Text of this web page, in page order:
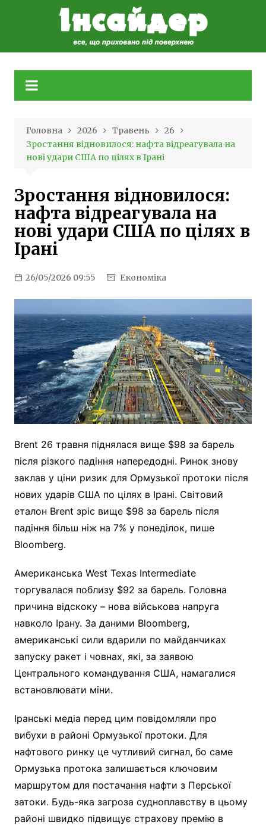
Головна 2026 Травень
26
Зростання відновилося: нафта відреагувала на
нові удари США по цілях в Ірані
Зростання відновилося:
нафта відреагувала на
нові удари США по цілях в
Ірані
26/05/2026 09:55 Економіка
Brent 26 травня піднялася вище $98 за барель
після різкого падіння напередодні. Ринок знову
заклав у ціни ризик для Ормузької протоки після
нових ударів США по цілях в Ірані. Світовий
еталон Brent зріс вище $98 за барель після
падіння більш ніж на 7% у понеділок, пише
Bloomberg.
Американська West Texas Intermediate
торгувалася поблизу $92 за барель. Головна
причина відскоку – нова військова напруга
навколо Ірану. За даними Bloomberg,
американські сили вдарили по майданчиках
запуску ракет і човнах, які, за заявою
Центрального командування США, намагалися
встановлювати міни.
Іранські медіа перед цим повідомляли про
вибухи в районі Ормузької протоки. Для
нафтового ринку це чутливий сигнал, бо саме
Ормузька протока залишається ключовим
маршрутом для постачання нафти з Перської
затоки. Будь-яка загроза судноплавству в цьому
районі швидко підвищує страхову премію в